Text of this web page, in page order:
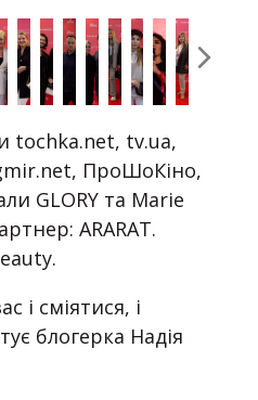
tochka.net, tv.ua,
ПроШоКіно,
GLORY та Marie
ARARAT.
і сміятися, і
блогерка Надія